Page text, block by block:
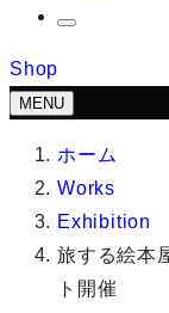
Shop
MENU
ホーム
Works
Exhibition
旅する絵本
ト開催